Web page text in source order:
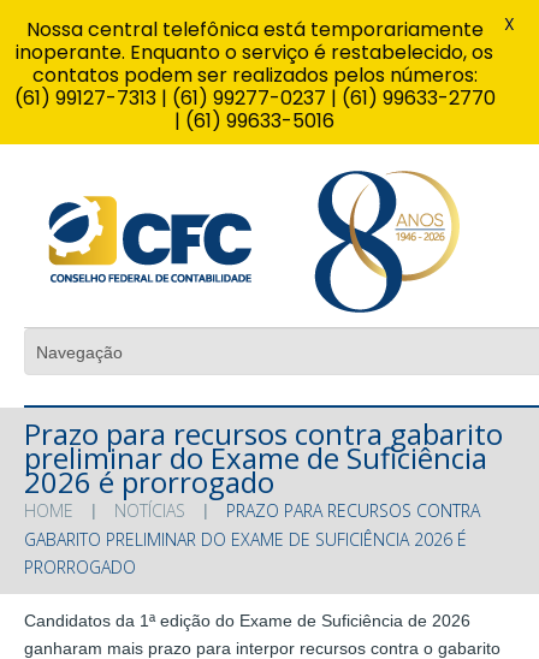
Prazo para recursos contra gabarito
preliminar do Exame de Suficiência
2026 é prorrogado
HOME NOTÍCIAS
PRAZO PARA RECURSOS CONTRA
GABARITO PRELIMINAR DO EXAME DE SUFICIÊNCIA 2026 É
PRORROGADO
Candidatos da 1ª edição do Exame de Suficiência de 2026
ganharam mais prazo para interpor recursos contra o gabarito
Nossa central telefônica está temporariamente
inoperante. Enquanto o serviço é restabelecido, os
contatos podem ser realizados pelos números:
(61) 99127-7313 | (61) 99277-0237 | (61) 99633-2770
| (61) 99633-5016
X